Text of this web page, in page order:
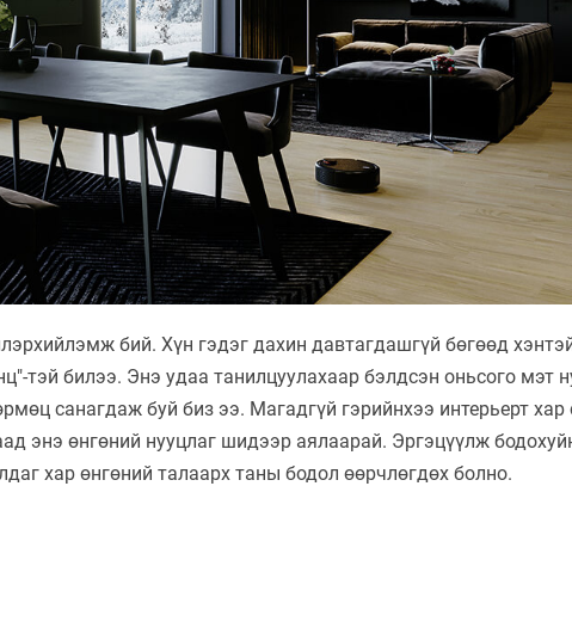
бий. Хүн гэдэг дахин давтагдашгүй бөгөөд
тэй билээ. Энэ удаа танилцуулахаар бэлдсэн оньсого мэт
санагдаж буй биз ээ. Магадгүй гэрийнхээ интерьерт хар
энэ өнгөний нууцлаг шидээр аялаарай. Эргэцүүлж
хар өнгөний талаарх таны бодол өөрчлөгдөх болно.